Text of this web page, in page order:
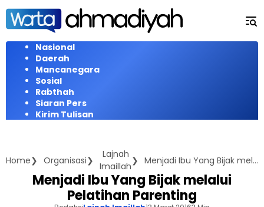
Langsung
konten
Nasional
Daerah
Mancanegara
Sosial
Rabthah
Siaran Pers
Kirim Tulisan
Home Organisasi
Lajnah
Imaillah
Menjadi Ibu Yang Bijak melalui Pelatihan Parenting
Menjadi Ibu Yang Bijak melalui
Pelatihan Parenting